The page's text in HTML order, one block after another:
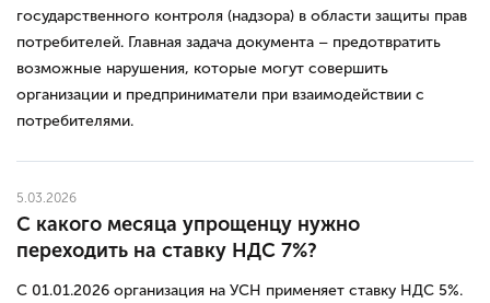
государственного контроля (надзора) в области защиты прав
потребителей. Главная задача документа – предотвратить
возможные нарушения, которые могут совершить
организации и предприниматели при взаимодействии с
потребителями.
5.03.2026
С какого месяца упрощенцу нужно
переходить на ставку НДС 7%?
С 01.01.2026 организация на УСН применяет ставку НДС 5%.